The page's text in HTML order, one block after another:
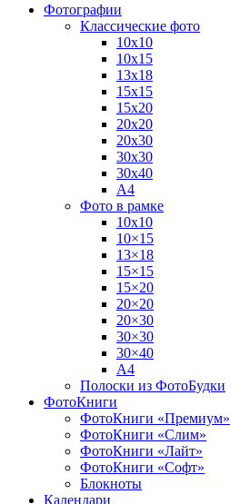
Фотографии
Классические фото
10х10
10х15
13х18
15х15
15х20
20х20
20х30
30х30
30х40
А4
Фото в рамке
10х10
10×15
13×18
15×15
15×20
20×20
20×30
30×30
30×40
A4
Полоски из ФотоБудки
ФотоКниги
ФотоКниги «Премиум»
ФотоКниги «Слим»
ФотоКниги «Лайт»
ФотоКниги «Софт»
Блокноты
Календари